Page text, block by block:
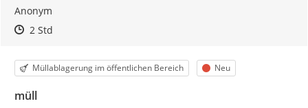
Anonym
Zeitpunkt des Erstellens
Zeitpunkt des Erstellens
2 StdZur Äußerung
Kategorie
Müllablagerung im öffentlichen Bereich Status
Neu
müll